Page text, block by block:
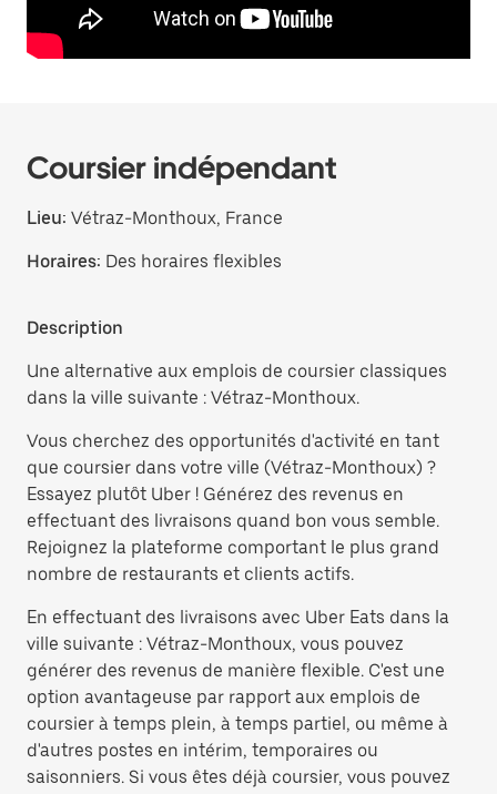
Coursier indépendant
Lieu: Vétraz-Monthoux, France
Horaires: Des horaires flexibles
Description
Une alternative aux emplois de coursier classiques
dans la ville suivante : Vétraz-Monthoux.
Vous cherchez des opportunités d'activité en tant
que coursier dans votre ville (Vétraz-Monthoux) ?
Essayez plutôt Uber ! Générez des revenus en
effectuant des livraisons quand bon vous semble.
Rejoignez la plateforme comportant le plus grand
nombre de restaurants et clients actifs.
En effectuant des livraisons avec Uber Eats dans la
ville suivante : Vétraz-Monthoux, vous pouvez
générer des revenus de manière flexible. C'est une
option avantageuse par rapport aux emplois de
coursier à temps plein, à temps partiel, ou même à
d'autres postes en intérim, temporaires ou
saisonniers. Si vous êtes déjà coursier, vous pouvez